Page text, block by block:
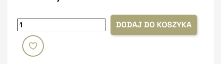
DODAJ DO KOSZYKA